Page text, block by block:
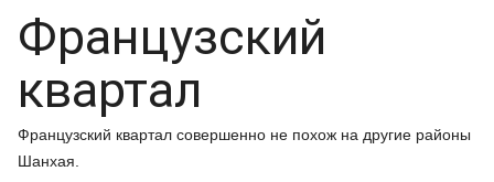
Французский
квартал
Французский квартал совершенно не похож на другие районы
Шанхая.